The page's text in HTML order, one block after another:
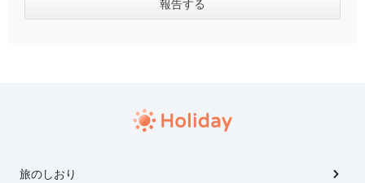
旅のしおり